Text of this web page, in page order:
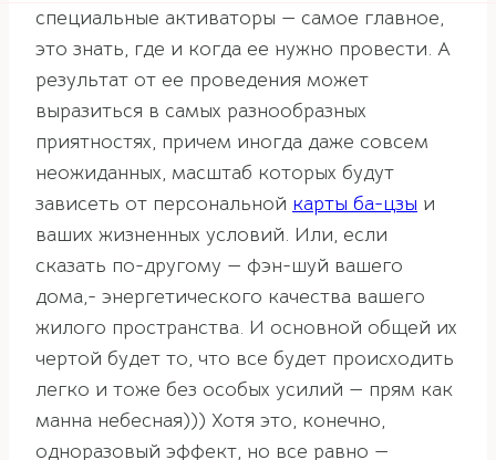
специальные активаторы — самое главное,
это знать, где и когда ее нужно провести. А
результат от ее проведения может
выразиться в самых разнообразных
приятностях, причем иногда даже совсем
неожиданных, масштаб которых будут
зависеть от персональной карты ба-цзы и
ваших жизненных условий. Или, если
сказать по-другому — фэн-шуй вашего
дома,- энергетического качества вашего
жилого пространства. И основной общей их
чертой будет то, что все будет происходить
легко и тоже без особых усилий — прям как
манна небесная))) Хотя это, конечно,
одноразовый эффект, но все равно —